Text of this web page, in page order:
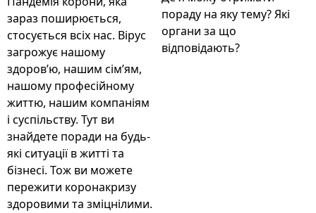
зараз поширюється,
стосується всіх нас. Вірус
загрожує нашому
здоров’ю, нашим сім’ям,
нашому професійному
життю, нашим компаніям
і суспільству. Тут ви
знайдете поради на будь-
які ситуації в житті та
бізнесі. Тож ви можете
пережити коронакризу
здоровими та зміцнілими.
пораду на яку тему? Які
органи за що
відповідають?